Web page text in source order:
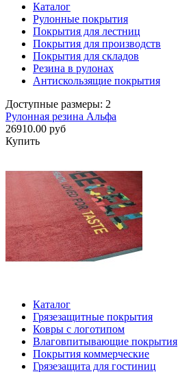
Каталог
Рулонные покрытия
Покрытия для лестниц
Покрытия для производств
Покрытия для складов
Резина в рулонах
Антискользящие покрытия
Доступные размеры: 2
Рулонная резина Альфа
26910.00 руб
Купить
Каталог
Грязезащитные покрытия
Ковры с логотипом
Влаговпитывающие покрытия
Покрытия коммерческие
Грязезащита для гостиниц